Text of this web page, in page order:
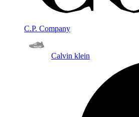
C.P. Company
Calvin klein